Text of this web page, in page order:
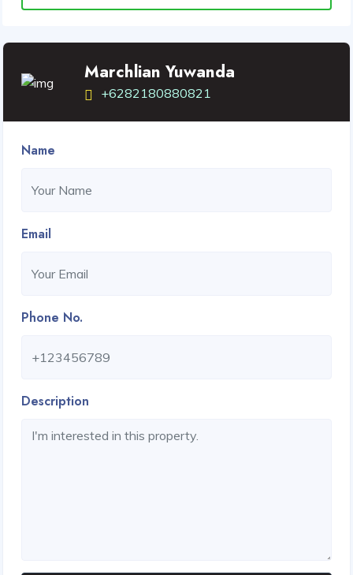
Marchlian Yuwanda
+6282180880821
Name
Email
Phone No.
Description